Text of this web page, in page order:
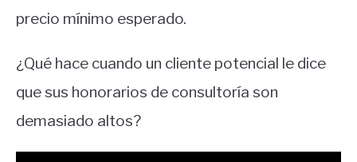
precio mínimo esperado.
¿Qué hace cuando un cliente potencial le dice
que sus honorarios de consultoría son
demasiado altos?